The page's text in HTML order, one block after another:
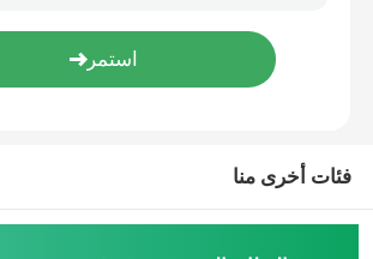
المنتجات
أشرطة فيديو
فئات أخرى منا